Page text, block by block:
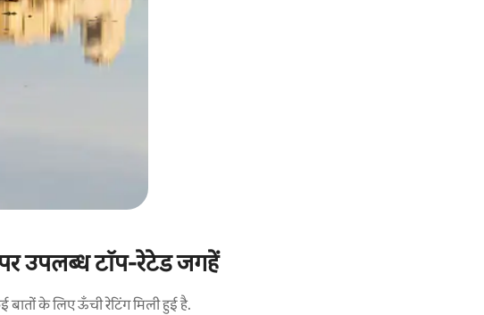
पर उपलब्ध टॉप-रेटेड जगहें
के लिए ऊँची रेटिंग मिली हुई है.